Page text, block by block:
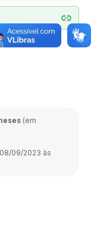
link
(em
09/2023 às